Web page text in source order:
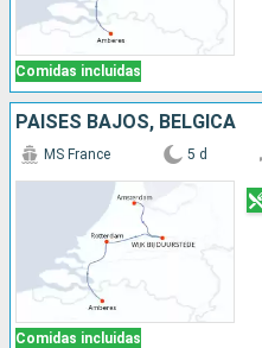
Comidas incluidas
PAISES BAJOS, BÉLGICA
Comidas incluidas
MS France 5 d